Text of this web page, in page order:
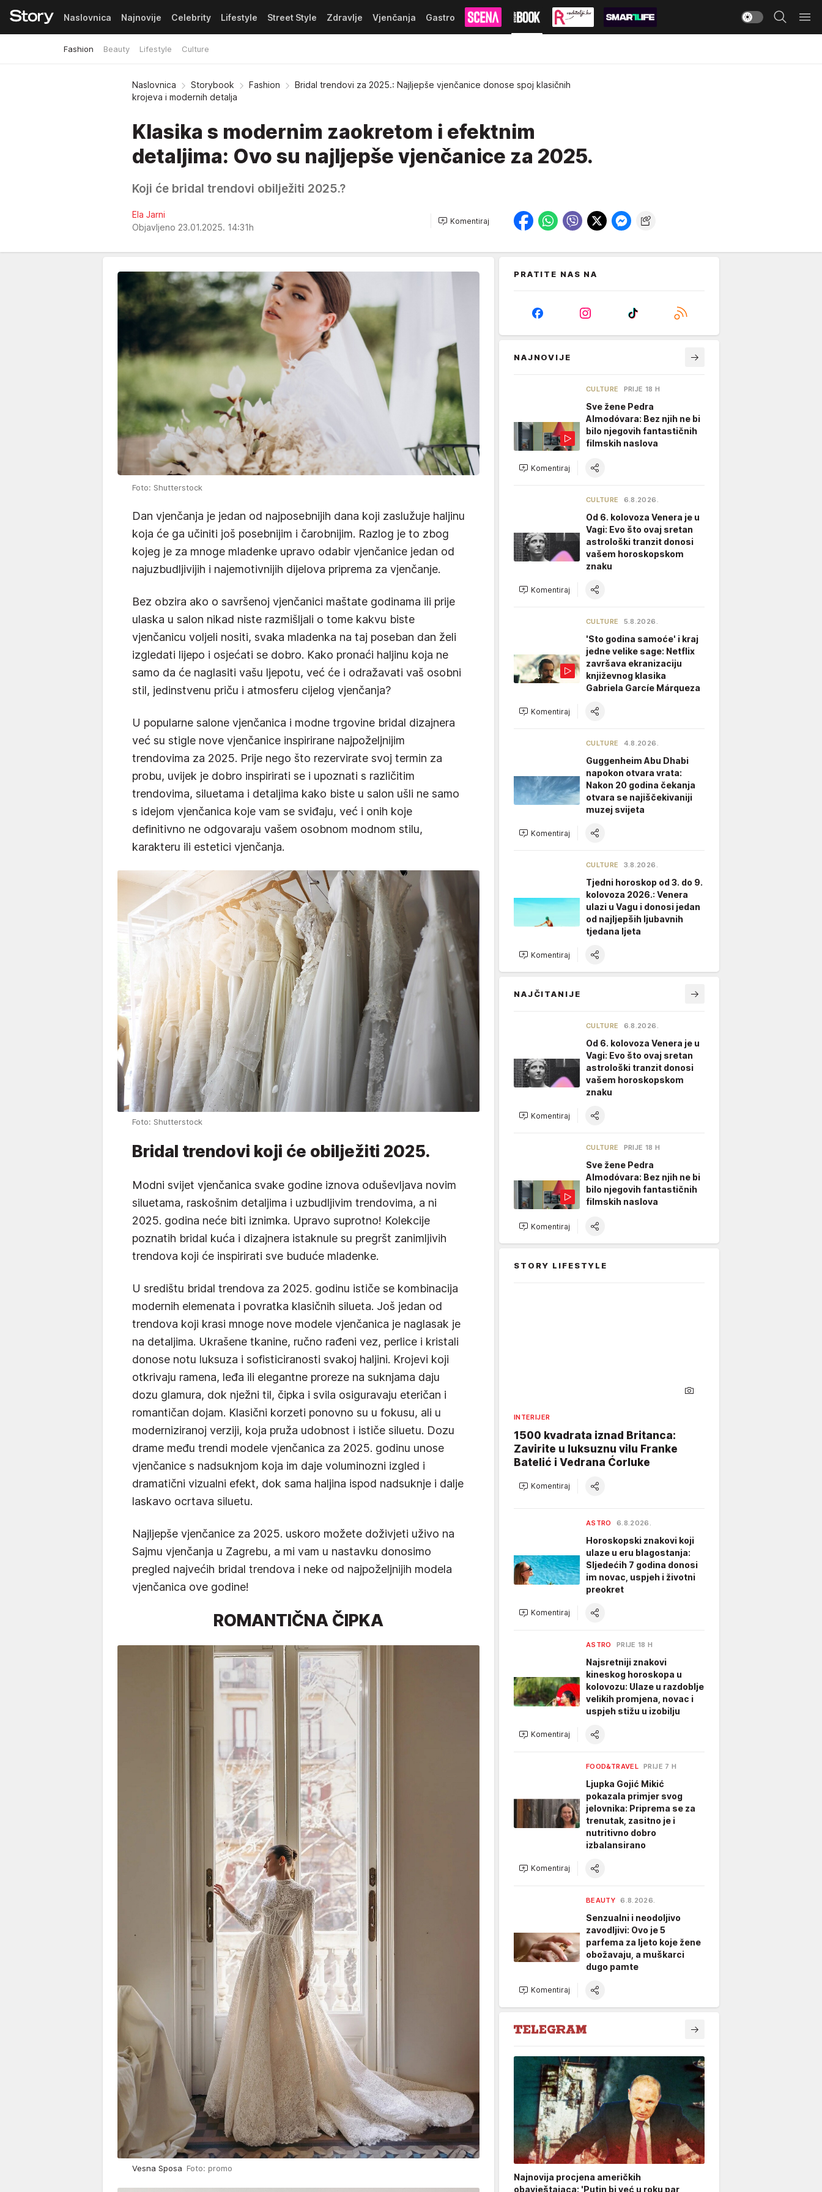
Naslovnica Najnovije Celebrity Lifestyle Street Style Zdravlje Vjenčanja Gastro
Fashion Beauty Lifestyle Culture
Pretplata
Naslovnica Storybook Fashion
Bridal trendovi za 2025.: Najljepše vjenčanice donose spoj klasičnih
krojeva i modernih detalja
Klasika s modernim zaokretom i efektnim
detaljima: Ovo su najljepše vjenčanice za 2025.
Koji će bridal trendovi obilježiti 2025.?
Ela Jarni
Objavljeno 23.01.2025. 14:31h
Komentiraj
Foto: Shutterstock
Dan vjenčanja je jedan od najposebnijih dana koji zaslužuje haljinu
koja će ga učiniti još posebnijim i čarobnijim. Razlog je to zbog
kojeg je za mnoge mladenke upravo odabir vjenčanice jedan od
najuzbudljivijih i najemotivnijih dijelova priprema za vjenčanje.
Bez obzira ako o savršenoj vjenčanici maštate godinama ili prije
ulaska u salon nikad niste razmišljali o tome kakvu biste
vjenčanicu voljeli nositi, svaka mladenka na taj poseban dan želi
izgledati lijepo i osjećati se dobro. Kako pronaći haljinu koja ne
samo da će naglasiti vašu ljepotu, već će i odražavati vaš osobni
stil, jedinstvenu priču i atmosferu cijelog vjenčanja?
U popularne salone vjenčanica i modne trgovine bridal dizajnera
već su stigle nove vjenčanice inspirirane najpoželjnijim
trendovima za 2025. Prije nego što rezervirate svoj termin za
probu, uvijek je dobro inspirirati se i upoznati s različitim
trendovima, siluetama i detaljima kako biste u salon ušli ne samo
s idejom vjenčanica koje vam se sviđaju, već i onih koje
definitivno ne odgovaraju vašem osobnom modnom stilu,
karakteru ili estetici vjenčanja.
Foto: Shutterstock
Bridal trendovi koji će obilježiti 2025.
Modni svijet vjenčanica svake godine iznova oduševljava novim
siluetama, raskošnim detaljima i uzbudljivim trendovima, a ni
2025. godina neće biti iznimka. Upravo suprotno! Kolekcije
poznatih bridal kuća i dizajnera istaknule su pregršt zanimljivih
trendova koji će inspirirati sve buduće mladenke.
U središtu bridal trendova za 2025. godinu ističe se kombinacija
modernih elemenata i povratka klasičnih silueta. Još jedan od
trendova koji krasi mnoge nove modele vjenčanica je naglasak je
na detaljima. Ukrašene tkanine, ručno rađeni vez, perlice i kristali
donose notu luksuza i sofisticiranosti svakoj haljini. Krojevi koji
otkrivaju ramena, leđa ili elegantne proreze na suknjama daju
dozu glamura, dok nježni til, čipka i svila osiguravaju eteričan i
romantičan dojam. Klasični korzeti ponovno su u fokusu, ali u
moderniziranoj verziji, koja pruža udobnost i ističe siluetu. Dozu
drame među trendi modele vjenčanica za 2025. godinu unose
vjenčanice s nadsuknjom koja im daje voluminozni izgled i
dramatični vizualni efekt, dok sama haljina ispod nadsuknje i dalje
laskavo ocrtava siluetu.
Najljepše vjenčanice za 2025. uskoro možete doživjeti uživo na
Sajmu vjenčanja u Zagrebu, a mi vam u nastavku donosimo
pregled najvećih bridal trendova i neke od najpoželjnijih modela
vjenčanica ove godine!
ROMANTIČNA ČIPKA
Vesna Sposa Foto: promo
PRATITE NAS NA
NAJNOVIJE
CULTURE PRIJE 18 H
Sve žene Pedra
Almodóvara: Bez njih ne bi
bilo njegovih fantastičnih
filmskih naslova
Komentiraj
CULTURE 6.8.2026.
Od 6. kolovoza Venera je u
Vagi: Evo što ovaj sretan
astrološki tranzit donosi
vašem horoskopskom
znaku
Komentiraj
CULTURE 5.8.2026.
'Sto godina samoće' i kraj
jedne velike sage: Netflix
završava ekranizaciju
književnog klasika
Gabriela Garcíe Márqueza
Komentiraj
CULTURE 4.8.2026.
Guggenheim Abu Dhabi
napokon otvara vrata:
Nakon 20 godina čekanja
otvara se najiščekivaniji
muzej svijeta
Komentiraj
CULTURE 3.8.2026.
Tjedni horoskop od 3. do 9.
kolovoza 2026.: Venera
ulazi u Vagu i donosi jedan
od najljepših ljubavnih
tjedana ljeta
Komentiraj
NAJČITANIJE
CULTURE 6.8.2026.
Od 6. kolovoza Venera je u
Vagi: Evo što ovaj sretan
astrološki tranzit donosi
vašem horoskopskom
znaku
Komentiraj
CULTURE PRIJE 18 H
Sve žene Pedra
Almodóvara: Bez njih ne bi
bilo njegovih fantastičnih
filmskih naslova
Komentiraj
STORY LIFESTYLE
INTERIJER
1500 kvadrata iznad Britanca:
Zavirite u luksuznu vilu Franke
Batelić i Vedrana Ćorluke
Komentiraj
ASTRO 6.8.2026.
Horoskopski znakovi koji
ulaze u eru blagostanja:
Sljedećih 7 godina donosi
im novac, uspjeh i životni
preokret
Komentiraj
ASTRO PRIJE 18 H
Najsretniji znakovi
kineskog horoskopa u
kolovozu: Ulaze u razdoblje
velikih promjena, novac i
uspjeh stižu u izobilju
Komentiraj
FOOD&TRAVEL PRIJE 7 H
Ljupka Gojić Mikić
pokazala primjer svog
jelovnika: Priprema se za
trenutak, zasitno je i
nutritivno dobro
izbalansirano
Komentiraj
BEAUTY 6.8.2026.
Senzualni i neodoljivo
zavodljivi: Ovo je 5
parfema za ljeto koje žene
obožavaju, a muškarci
dugo pamte
Komentiraj
Najnovija procjena američkih
obavještajaca: 'Putin bi već u roku par